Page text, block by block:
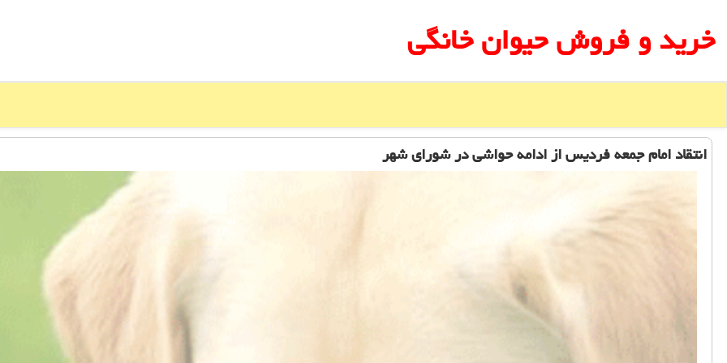
خرید و فروش حیوان خانگی
انتقاد امام جمعه فردیس از ادامه حواشی در شورای شهر